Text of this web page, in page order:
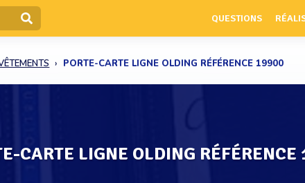
QUESTIONS
PORTE-CARTE LIGNE OLDING RÉFÉRENCE 19900
CARTE LIGNE OLDING RÉFÉRENCE